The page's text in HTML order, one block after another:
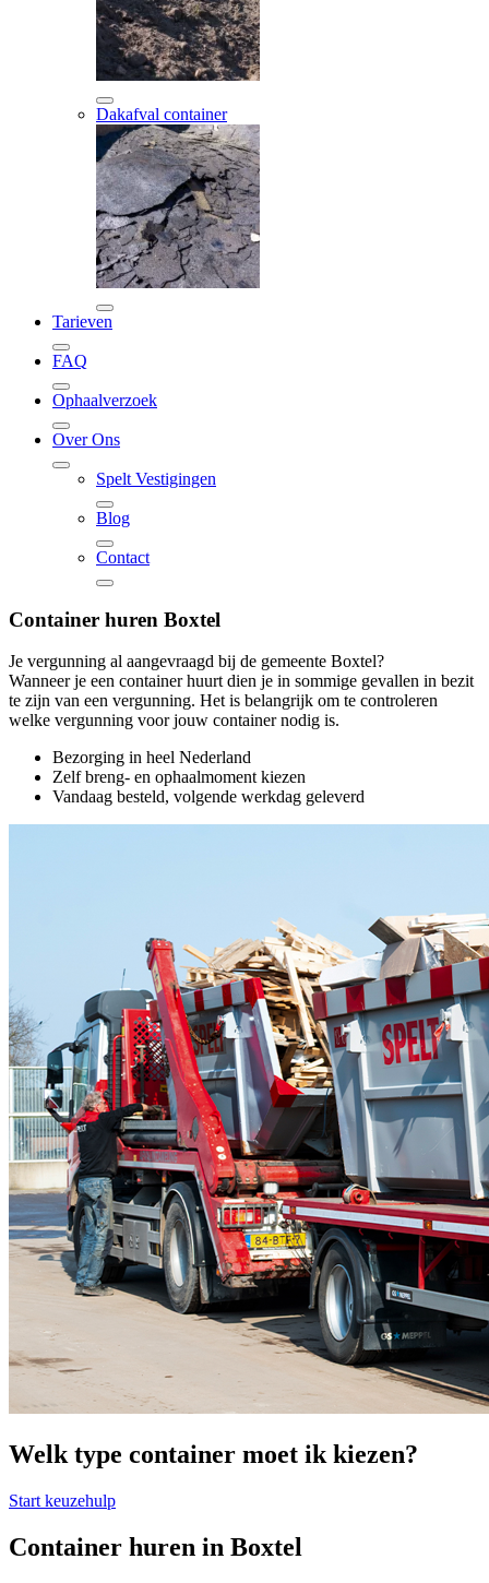
Dakafval container
Tarieven
FAQ
Ophaalverzoek
Over Ons
Spelt Vestigingen
Blog
Contact
Container huren Boxtel
Je vergunning al aangevraagd bij de gemeente Boxtel?
Wanneer je een container huurt dien je in sommige gevallen in bezit
te zijn van een vergunning. Het is belangrijk om te controleren
welke vergunning voor jouw container nodig is.
Bezorging in heel Nederland
Zelf breng- en ophaalmoment kiezen
Vandaag besteld, volgende werkdag geleverd
Welk type container moet ik kiezen?
Start keuzehulp
Container huren in Boxtel